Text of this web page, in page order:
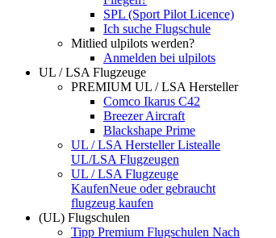
SPL (Sport Pilot Licence)
Ich suche Flugschule
Mitlied ulpilots werden?
Anmelden bei ulpilots
UL / LSA Flugzeuge
PREMIUM UL / LSA Hersteller
Comco Ikarus C42
Breezer Aircraft
Blackshape Prime
UL / LSA Hersteller Listealle
UL/LSA Flugzeugen
UL / LSA Flugzeuge
KaufenNeue oder gebraucht
flugzeug kaufen
(UL) Flugschulen
Tipp Premium Flugschulen Nach